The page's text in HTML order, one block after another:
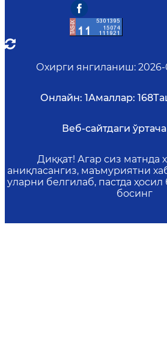
Охирги янгиланиш: 2026-
Онлайн: 1Амаллар: 168
Веб-сайтдаги
Диққат! Агар сиз матнда
аниқласангиз, маъмуриятни
уларни белгилаб, пастда
босинг